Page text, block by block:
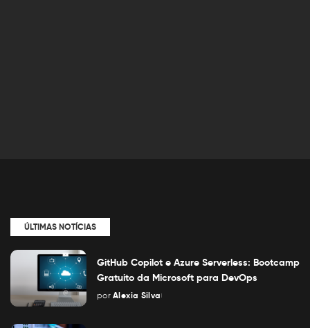
ÚLTIMAS NOTÍCIAS
GitHub Copilot e Azure Serverless: Bootcamp
Gratuito da Microsoft para DevOps
Posted
por Alexia Silva